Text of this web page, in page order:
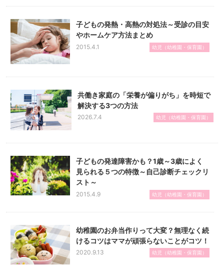
子どもの発熱・高熱の対処法～受診の目安
やホームケア方法まとめ
2015.4.1 幼児（幼稚園・保育園）
共働き家庭の「栄養が偏りがち」を時短で
解決する3つの方法
2026.7.4 幼児（幼稚園・保育園）
子どもの発達障害かも？1歳～3歳によく
見られる５つの特徴～自己診断チェックリ
スト～
2015.4.9 幼児（幼稚園・保育園）
幼稚園のお弁当作りって大変？無理なく続
けるコツはママが頑張らないことがコツ！
2020.9.13 幼児（幼稚園・保育園）